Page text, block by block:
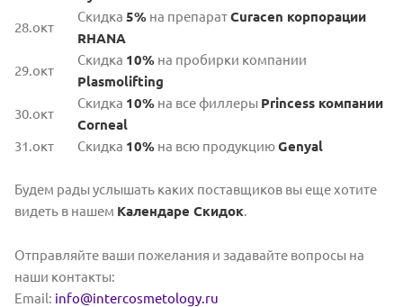
28.окт
Скидка 5% на препаратCuracen корпорации
RHANA
29.окт
Скидка 10% на пробирки компании
Plasmolifting
30.окт
Скидка 10% на все филлеры Princess компании
Corneal
31.окт
Скидка 10% на всю продукциюGenyal
Будем рады услышать каких поставщиков вы еще хотите
видеть в нашем Календаре Скидок.
Отправляйте ваши пожелания и задавайте вопросы на
наши контакты:
Email: info@intercosmetology.ru